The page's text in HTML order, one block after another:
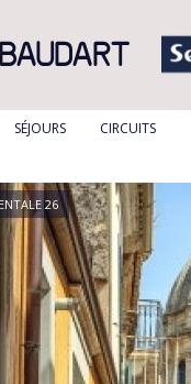
SÉJOURS CIRCUITS
26